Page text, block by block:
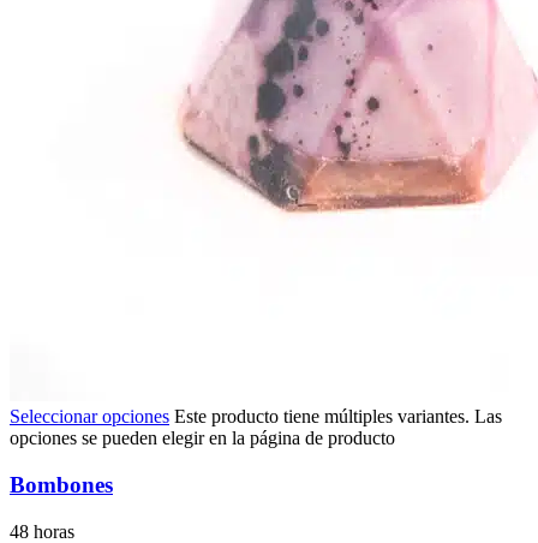
Seleccionar opciones Este producto tiene múltiples variantes. Las
opciones se pueden elegir en la página de producto
Bombones
48 horas